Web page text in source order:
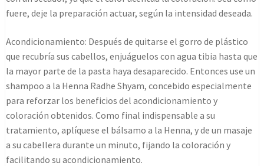
fuere, deje la preparación actuar, según la intensidad deseada.
Acondicionamiento: Después de quitarse el gorro de plástico
que recubría sus cabellos, enjuáguelos con agua tibia hasta que
la mayor parte de la pasta haya desaparecido. Entonces use un
shampoo a la Henna Radhe Shyam, concebido especialmente
para reforzar los beneficios del acondicionamiento y
coloración obtenidos. Como final indispensable a su
tratamiento, aplíquese el bálsamo a la Henna, y de un masaje
a su cabellera durante un minuto, fijando la coloración y
facilitando su acondicionamiento.